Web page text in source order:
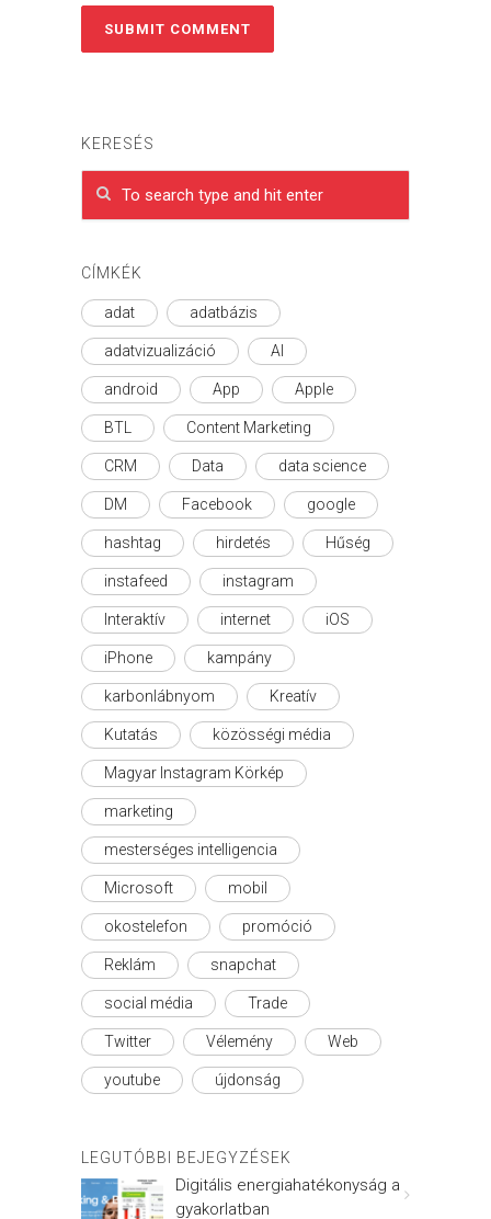
KERESÉS
CÍMKÉK
adat adatbázis
adatvizualizáció AI
android App Apple
BTL Content Marketing
CRM Data data science
DM Facebook google
hashtag hirdetés Hűség
instafeed instagram
Interaktív internet iOS
iPhone kampány
karbonlábnyom Kreatív
Kutatás közösségi média
Magyar Instagram Körkép
marketing
mesterséges intelligencia
Microsoft mobil
okostelefon promóció
Reklám snapchat
social média Trade
Twitter Vélemény Web
youtube újdonság
LEGUTÓBBI BEJEGYZÉSEK
Digitális energiahatékonyság a
gyakorlatban